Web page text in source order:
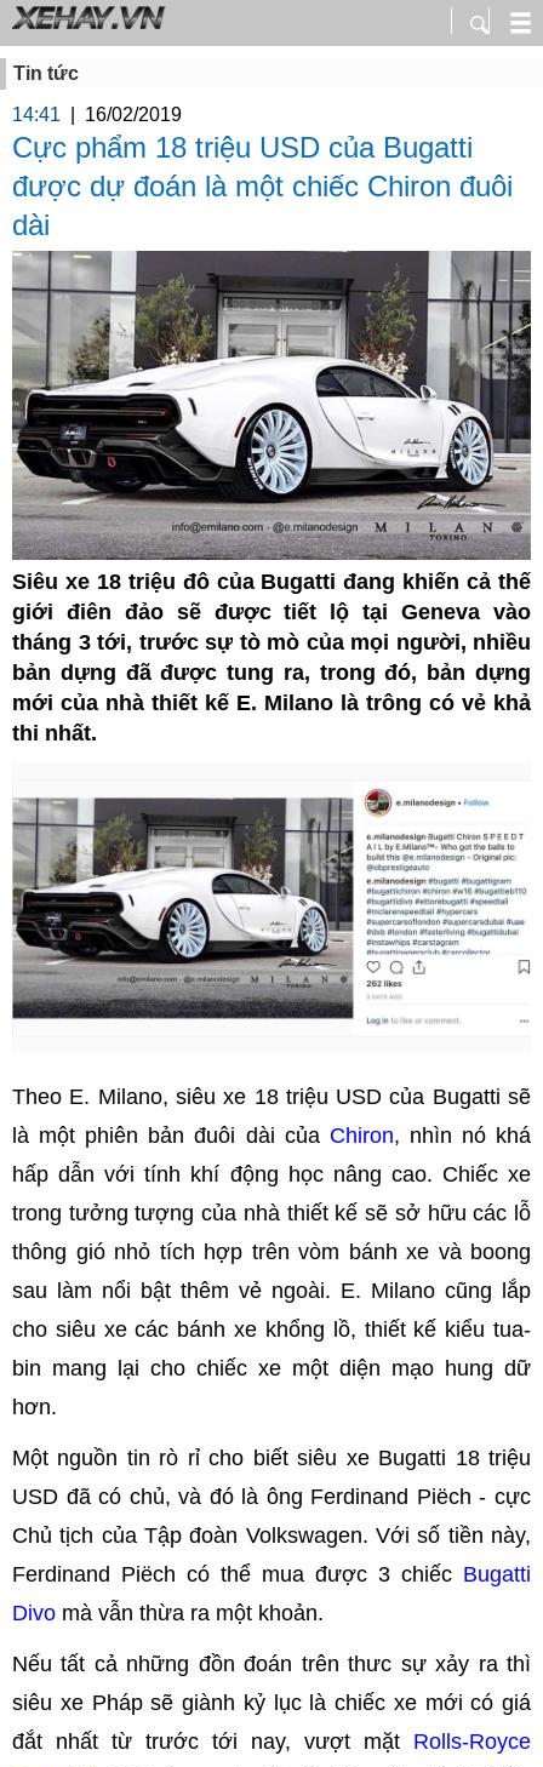
Tin tức
14:41
16/02/2019
Cực phẩm 18 triệu USD của Bugatti
được dự đoán là một chiếc Chiron đuôi
dài
Siêu xe 18 triệu đô của Bugatti đang khiến cả thế
giới điên đảo sẽ được tiết lộ tại Geneva vào
tháng 3 tới, trước sự tò mò của mọi người, nhiều
bản dựng đã được tung ra, trong đó, bản dựng
mới của nhà thiết kế E. Milano là trông có vẻ khả
thi nhất.
Theo E. Milano, siêu xe 18 triệu USD của Bugatti sẽ
là một phiên bản đuôi dài của Chiron, nhìn nó khá
hấp dẫn với tính khí động học nâng cao. Chiếc xe
trong tưởng tượng của nhà thiết kế sẽ sở hữu các lỗ
thông gió nhỏ tích hợp trên vòm bánh xe và boong
sau làm nổi bật thêm vẻ ngoài. E. Milano cũng lắp
cho siêu xe các bánh xe khổng lồ, thiết kế kiểu tua-
bin mang lại cho chiếc xe một diện mạo hung dữ
hơn.
Một nguồn tin rò rỉ cho biết siêu xe Bugatti 18 triệu
USD đã có chủ, và đó là ông Ferdinand Piëch - cực
Chủ tịch của Tập đoàn Volkswagen. Với số tiền này,
Ferdinand Piëch có thể mua được 3 chiếc Bugatti
Divo mà vẫn thừa ra một khoản.
Nếu tất cả những đồn đoán trên thưc sự xảy ra thì
siêu xe Pháp sẽ giành kỷ lục là chiếc xe mới có giá
đắt nhất từ trước tới nay, vượt mặt Rolls-Royce